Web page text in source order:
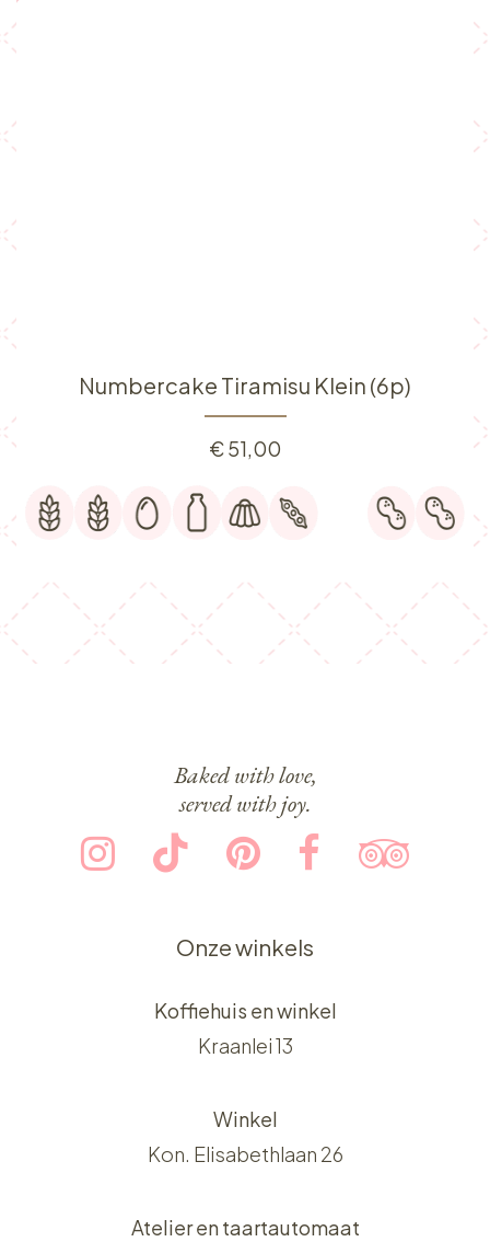
Numbercake Tiramisu Klein (6p)
€51,00
Baked with love,
served with joy.
Onze winkels
Koffiehuis en winkel
Kraanlei 13
Winkel
Kon. Elisabethlaan 26
Atelier en taartautomaat